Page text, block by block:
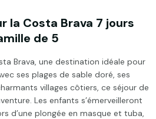
la Costa Brava 7 jours
de 5
Brava, une destination idéale pour
ses plages de sable doré, ses
villages côtiers, ce séjour de
Les enfants s’émerveilleront
d’une plongée en masque et tuba,